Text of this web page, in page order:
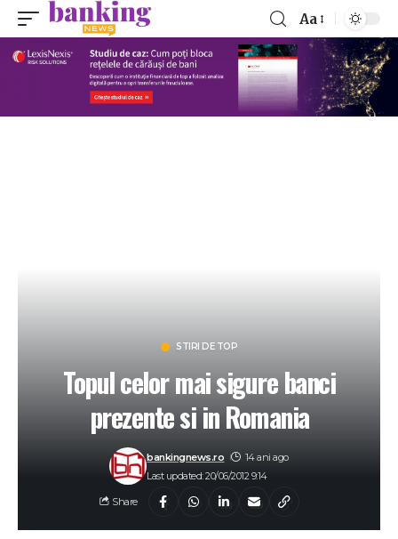
Aa
STIRI DE TOP
Topul celor mai sigure banci
prezente si in Romania
Last updated: 20/06/2012 9:14
bankingnews.ro 14 ani ago
Share